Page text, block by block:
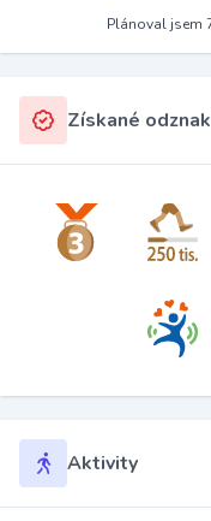
Plánoval jsem
Získané
Aktivity